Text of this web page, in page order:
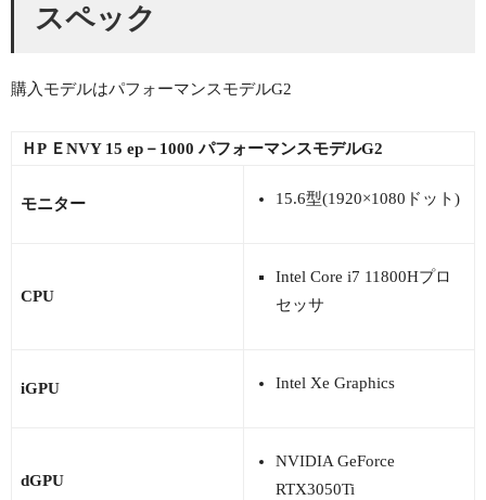
スペック
購入モデルはパフォーマンスモデルG2
ＨP ＥNVY 15 ep－1000 パフォーマンスモデルG2
モニター 15.6型(1920×1080ドット)
CPU
Intel Core i7 11800Hプロ
セッサ
iGPU Intel Xe Graphics
dGPU
NVIDIA GeForce
RTX3050Ti